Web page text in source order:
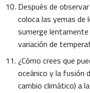
Después de
coloca las yemas de
sumerge
variación de
¿Cómo crees que
oceánico y la fusión
cambio climático) a